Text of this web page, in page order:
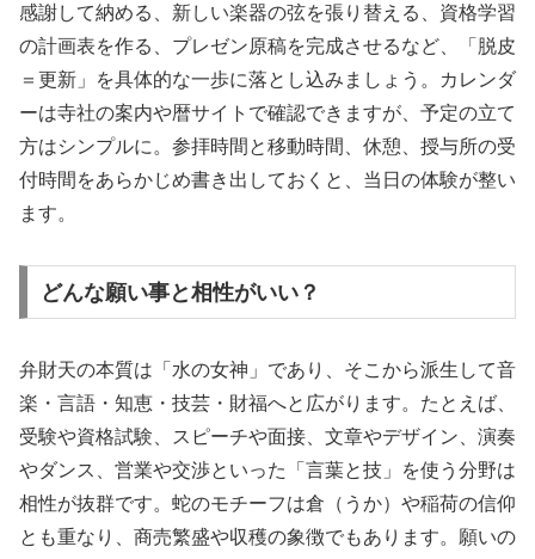
感謝して納める、新しい楽器の弦を張り替える、資格学習
の計画表を作る、プレゼン原稿を完成させるなど、「脱皮
＝更新」を具体的な一歩に落とし込みましょう。カレンダ
ーは寺社の案内や暦サイトで確認できますが、予定の立て
方はシンプルに。参拝時間と移動時間、休憩、授与所の受
付時間をあらかじめ書き出しておくと、当日の体験が整い
ます。
どんな願い事と相性がいい？
弁財天の本質は「水の女神」であり、そこから派生して音
楽・言語・知恵・技芸・財福へと広がります。たとえば、
受験や資格試験、スピーチや面接、文章やデザイン、演奏
やダンス、営業や交渉といった「言葉と技」を使う分野は
相性が抜群です。蛇のモチーフは倉（うか）や稲荷の信仰
とも重なり、商売繁盛や収穫の象徴でもあります。願いの